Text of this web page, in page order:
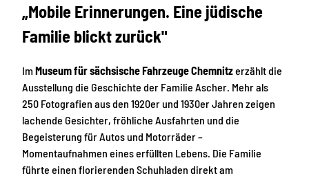
„Mobile Erinnerungen. Eine jüdische
Familie blickt zurück"
Im Museum für sächsische Fahrzeuge Chemnitzerzählt die
Ausstellung die Geschichte der Familie Ascher. Mehr als
250 Fotografien aus den 1920er und 1930er Jahren zeigen
lachende Gesichter, fröhliche Ausfahrten und die
Begeisterung für Autos und Motorräder –
Momentaufnahmen eines erfüllten Lebens. Die Familie
führte einen florierenden Schuhladen direkt am